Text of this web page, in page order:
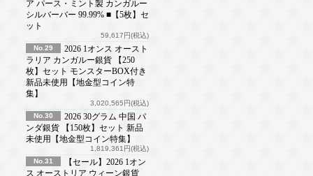
ア パース・ミント製 カンガルー
シルバーバー 99.99% ■【5枚】セ
ット
59,617円(税込)
No.29
2026 1オンス オースト
ラリア カンガルー銀貨 【250
枚】セット モンスターBOX付き
新品未使用【地金型コイン特
集】
3,020,565円(税込)
No.30
2026 30グラム 中国 パ
ンダ銀貨 【150枚】セット 新品
未使用【地金型コイン特集】
1,819,361円(税込)
No.31
【セール】2026 1オン
ス オーストリア ウィーン銀貨